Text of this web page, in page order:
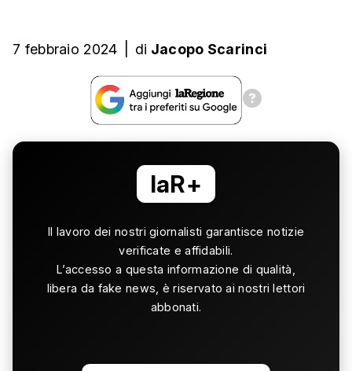
7 febbraio 2024 di Jacopo Scarinci
laR+
Il lavoro dei nostri giornalisti garantisce notizie
verificate e affidabili.
L’accesso a questa informazione di qualità,
libera da fake news, è riservato ai nostri lettori
abbonati.